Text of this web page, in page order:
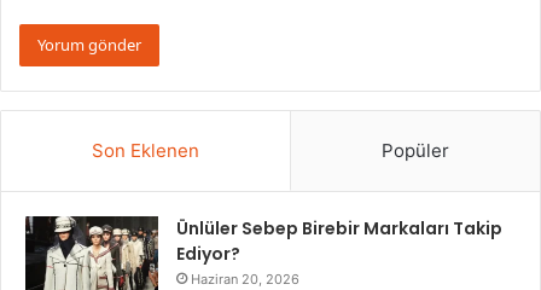
Son Eklenen Popüler
Ünlüler Sebep Birebir Markaları Takip
Ediyor?
Haziran 20, 2026